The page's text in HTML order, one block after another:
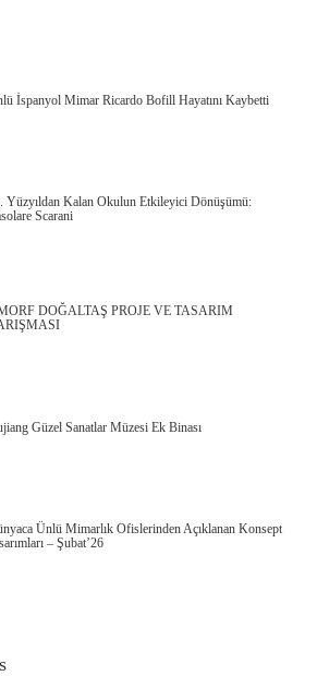
İspanyol Mimar Ricardo Bofill Hayatını Kaybetti
Yüzyıldan Kalan Okulun Etkileyici Dönüşümü:
Scarani
DOĞALTAŞ PROJE VE TASARIM
Güzel Sanatlar Müzesi Ek Binası
Ünlü Mimarlık Ofislerinden Açıklanan Konsept
– Şubat’26